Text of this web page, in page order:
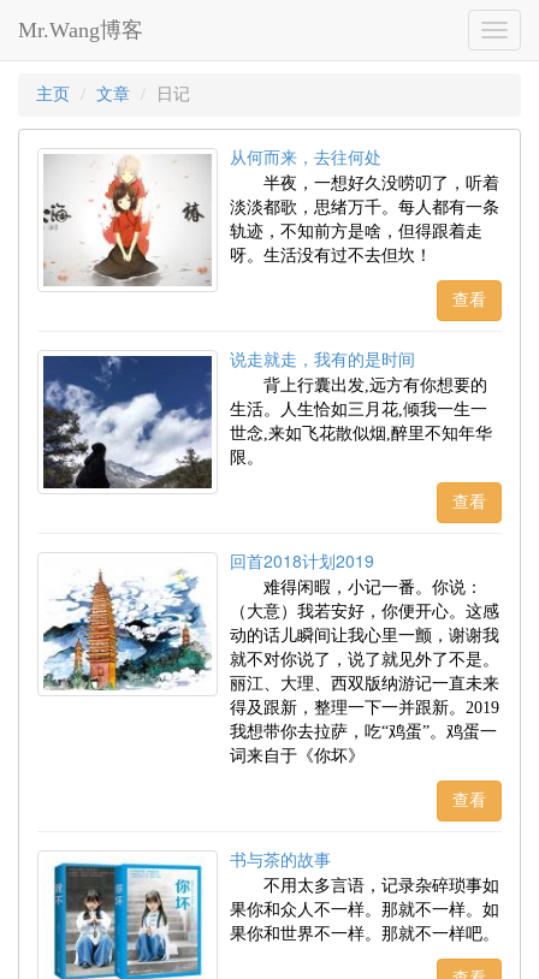
Toggle
Mr.Wang博客
主页 文章 日记
从何而来，去往何处
半夜，一想好久没唠叨了，听着
淡淡都歌，思绪万千。每人都有一条
轨迹，不知前方是啥，但得跟着走
呀。生活没有过不去但坎！
查看
说走就走，我有的是时间
背上行囊出发,远方有你想要的
生活。人生恰如三月花,倾我一生一
世念,来如飞花散似烟,醉里不知年华
限。
查看
回首2018计划2019
难得闲暇，小记一番。你说：
（大意）我若安好，你便开心。这感
动的话儿瞬间让我心里一颤，谢谢我
就不对你说了，说了就见外了不是。
丽江、大理、西双版纳游记一直未来
得及跟新，整理一下一并跟新。2019
我想带你去拉萨，吃“鸡蛋”。鸡蛋一
词来自于《你坏》
查看
书与茶的故事
不用太多言语，记录杂碎琐事如
果你和众人不一样。那就不一样。如
果你和世界不一样。那就不一样吧。